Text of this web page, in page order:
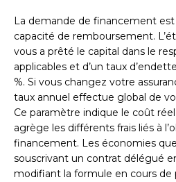
La demande de financement
capacité de remboursement.
vous a prêté le capital dans le
applicables et d’un taux
%. Si vous changez votre
taux annuel effectue global de
Ce paramètre indique le coût
agrège les différents frais liés à
financement. Les économies
souscrivant un contrat délégué
modifiant la formule en cours